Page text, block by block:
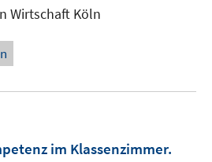
Wirtschaft Köln
im Klassenzimmer.